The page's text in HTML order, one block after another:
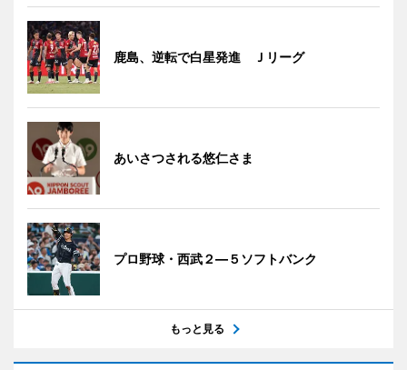
鹿島、逆転で白星発進 Ｊリーグ
あいさつされる悠仁さま
プロ野球・西武２―５ソフトバンク
もっと見る